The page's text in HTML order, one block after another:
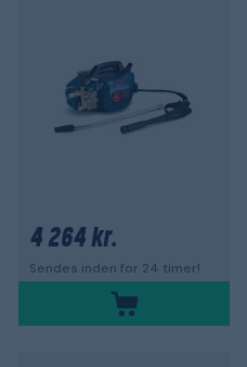
4 264 kr.
Sendes inden for 24 timer!